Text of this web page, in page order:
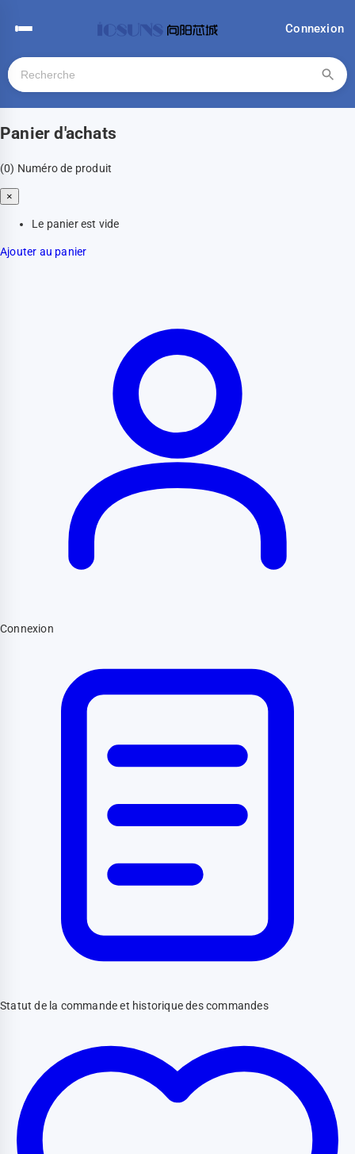
Connexion
Panier d'achats
(0) Numéro de produit
×
Le panier est vide
Ajouter au panier
Connexion
Statut de la commande et historique des commandes